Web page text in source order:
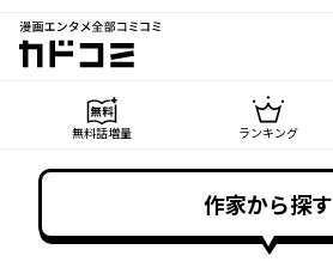
漫画エンタメ全部コミコミ
カドコミ
無料話増量 ランキング
作家から探す